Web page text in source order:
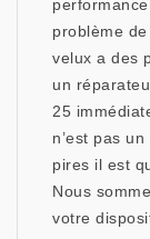
problème
velux a des
un
25
n’est pas
pires il est
Nous
votre